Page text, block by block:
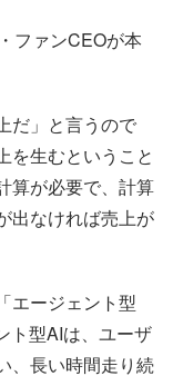
ファンCEOが本
だ」と言うので
を生むということ
算が必要で、計算
出なければ売上が
エージェント型
ト型AIは、ユーザ
、長い時間走り続